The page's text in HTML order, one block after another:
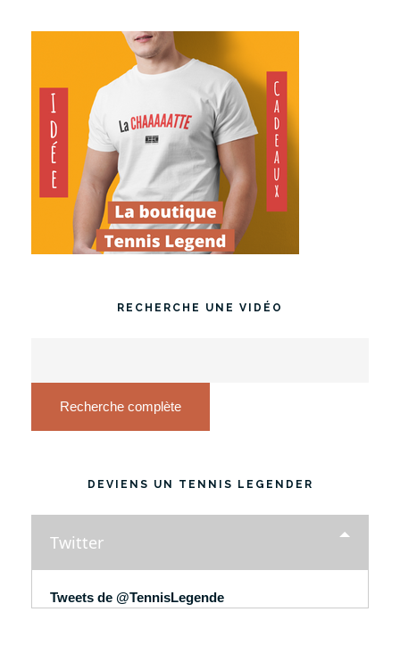
RECHERCHE UNE VIDÉO
Recherche complète
DEVIENS UN TENNIS LEGENDER
Twitter
Tweets de @TennisLegende